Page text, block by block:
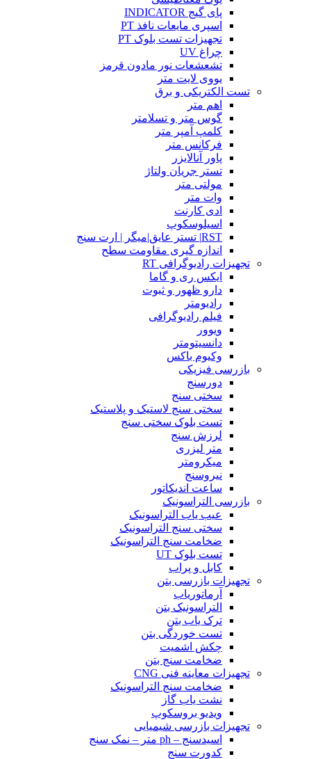
پای گیج INDICATOR
اسپری مایعات نافذ PT
تجهیزات تست بلوک PT
چراغ UV
تشعشعات نور مادون قرمز
یووی لایت متر
تست الکتریکی و برق
اهم متر
گوس متر و تسلامتر
کلمپ آمپر متر
فرکانس متر
پاور آنالایزر
تستر جریان ولتاژ
مولتی متر
وات متر
ادی کارنت
اسیلوسکوپ
RST| تستر عایق|میگر | ارت سنج
اندازه گیری مقاومت سطح
تجهیزات رادیوگرافی RT
ایکس ری و گاما
دارو ظهور و ثبوت
رادیومتر
فیلم رادیوگرافی
ویوور
دانسیتومتر
وکیوم باکس
بازرسی فیزیکی
دورسنج
سختی سنج
سختی سنج لاستیک و پلاستیک
تست بلوک سختی سنج
لرزش سنج
متر لیزری
میکرومتر
نیروسنج
ساعت اندیکاتور
بازرسی التراسونیک
عیب یاب التراسونیک
سختی سنج التراسونیک
ضخامت سنج التراسونیک
تست بلوک UT
کابل و پراب
تجهیزات بازرسی بتن
آرماتوریاب
التراسونیک بتن
ترک یاب بتن
تست خوردگی بتن
چکش اشمیت
ضخامت سنج بتن
تجهیزات معاینه فنی CNG
ضخامت سنج التراسونیک
نشت یاب گاز
ویدیو بروسکوپ
تجهیزات بازرسی شیمیایی
اسیدسنج – ph متر – نمک سنج
کدورت سنج